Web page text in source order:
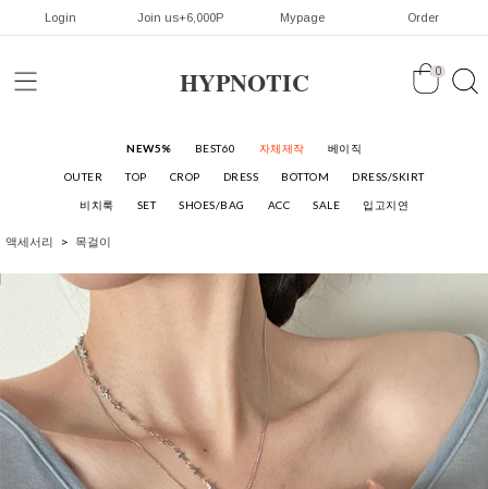
Login Join us+6,000P Mypage Order
HYPNOTIC 0
NEW5% BEST60 자체제작 베이직
OUTER TOP CROP DRESS BOTTOM DRESS/SKIRT
비치룩 SET SHOES/BAG ACC SALE 입고지연
액세서리 목걸이